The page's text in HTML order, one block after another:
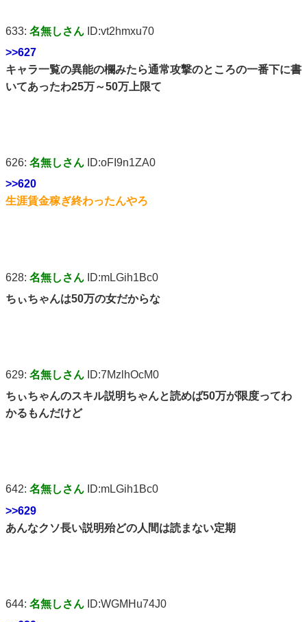
633: 名無しさん ID:vt2hmxu70
>>627
キャラ一覧の異能の欄みたら通常攻撃のところの一番下に書
いてあったわ25万～50万上限て
626: 名無しさん ID:oFI9n1ZA0
>>620
生涯賃金稼ぎ終わったんやろ
628: 名無しさん ID:mLGih1Bc0
ちぃちゃんは50万の女だからな
629: 名無しさん ID:7MzlhOcM0
ちぃちゃんのスキル説明ちゃんと読めば50万が限度ってわ
かるもんだけど
642: 名無しさん ID:mLGih1Bc0
>>629
あんなクソ長い説明殆どの人間は読まない定期
644: 名無しさん ID:WGMHu74J0